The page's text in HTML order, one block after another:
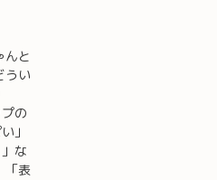
んと
うい
の
」
な
「表